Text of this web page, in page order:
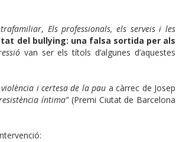
, Els professionals, els serveis i les
del bullying: una falsa sortida per als
van ser els títols d’algunes d’aquestes
i certesa de la pau a càrrec de Josep
íntima”(Premi Ciutat de Barcelona